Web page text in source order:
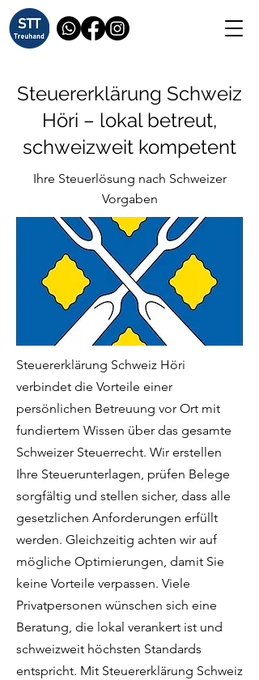
Steuererklärung Schweiz
Höri – lokal betreut,
schweizweit kompetent
Ihre Steuerlösung nach Schweizer
Vorgaben
Steuererklärung Schweiz Höri
verbindet die Vorteile einer
persönlichen Betreuung vor Ort mit
fundiertem Wissen über das gesamte
Schweizer Steuerrecht. Wir erstellen
Ihre Steuerunterlagen, prüfen Belege
sorgfältig und stellen sicher, dass alle
gesetzlichen Anforderungen erfüllt
werden. Gleichzeitig achten wir auf
mögliche Optimierungen, damit Sie
keine Vorteile verpassen. Viele
Privatpersonen wünschen sich eine
Beratung, die lokal verankert ist und
schweizweit höchsten Standards
entspricht. Mit Steuererklärung Schweiz